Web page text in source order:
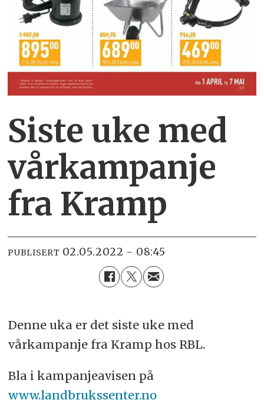
Siste uke med
vårkampanje
fra Kramp
PUBLISERT 02.05.2022 - 08:45
Denne uka er det siste uke med
vårkampanje fra Kramp hos RBL.
Bla i kampanjeavisen på
www.landbrukssenter.no